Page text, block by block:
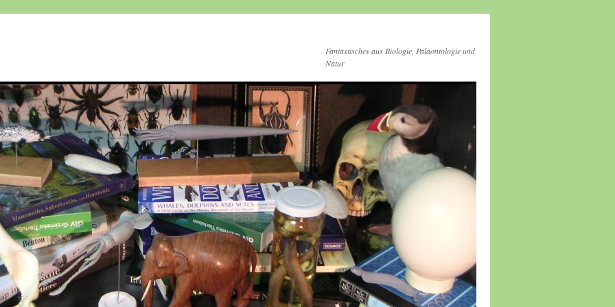
Fantastisches aus Biologie, Paläontologie und
Natur